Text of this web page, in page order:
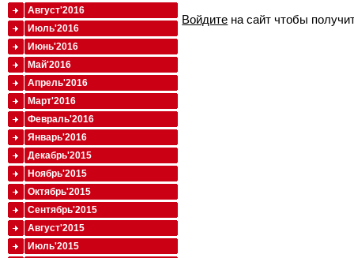
Войдите на сайт чтобы
Август'2016
Июль'2016
Июнь'2016
Май'2016
Апрель'2016
Март'2016
Февраль'2016
Январь'2016
Декабрь'2015
Ноябрь'2015
Октябрь'2015
Сентябрь'2015
Август'2015
Июль'2015